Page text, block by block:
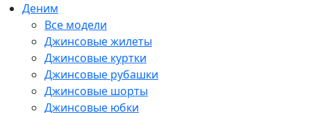
Деним
Все модели
Джинсовые жилеты
Джинсовые куртки
Джинсовые рубашки
Джинсовые шорты
Джинсовые юбки